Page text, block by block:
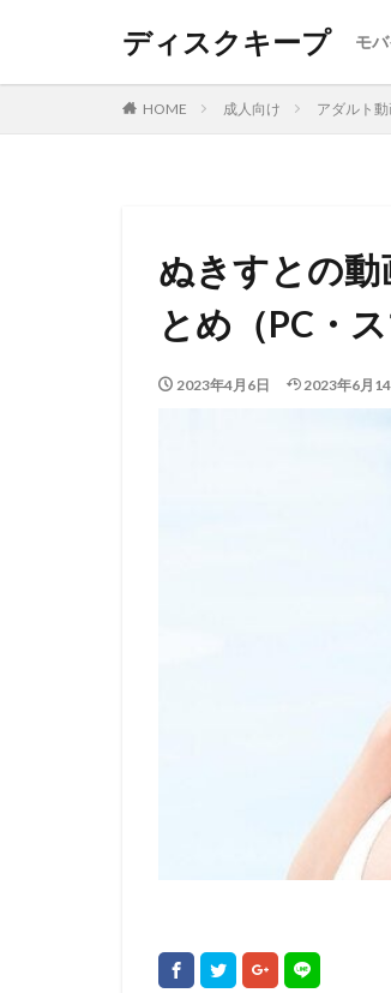
ディスクキープ モ
レ
HOME 成人向け アダルト
ぬきすとの動
とめ（PC・
2023年4月6日 2023年6月